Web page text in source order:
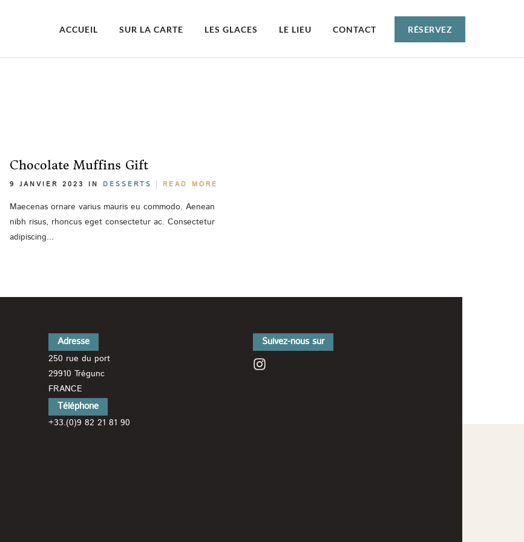
ACCUEIL SUR LA CARTE LES GLACES LE LIEU CONTACT RÉSERVEZ
Chocolate Muffins Gift
9 JANVIER 2023 IN DESSERTS READ MORE
Maecenas ornare varius mauris eu commodo. Aenean
nibh risus, rhoncus eget consectetur ac. Consectetur
adipiscing...
Adresse
250 rue du port
29910 Trégunc
FRANCE
Téléphone
+33.(0)9 82 21 81 90
Suivez-nous sur